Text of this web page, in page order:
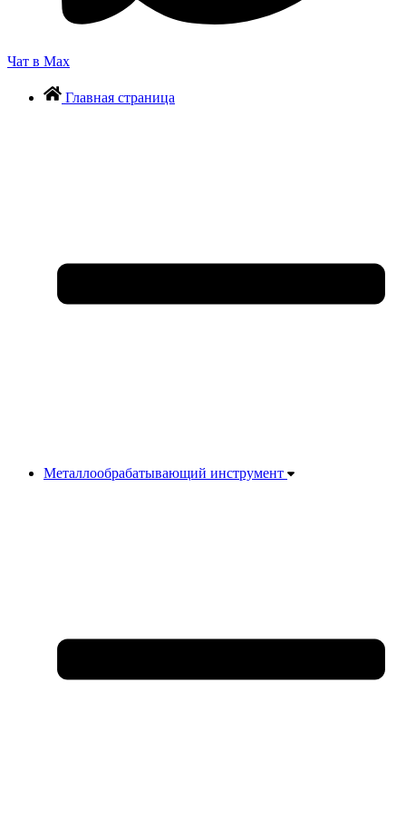
Чат в Max
Главная страница
Металлообрабатывающий инструмент